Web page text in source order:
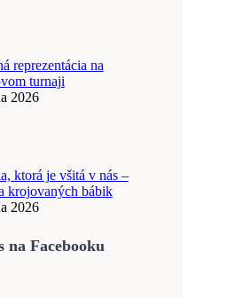
reprezentácia na
turnaji
2026
ktorá je všitá v nás –
krojovaných bábik
2026
na Facebooku